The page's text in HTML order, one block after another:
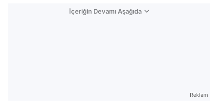
İçeriğin Devamı Aşağıda
Reklam